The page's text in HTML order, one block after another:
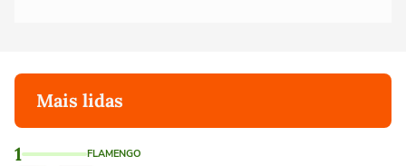
Mais lidas
1 FLAMENGO